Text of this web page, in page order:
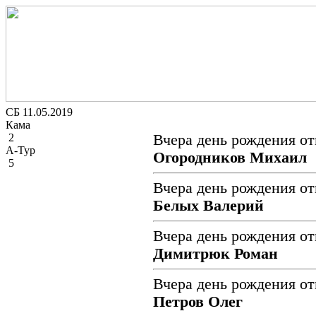
СБ 11.05.2019
Кама
2
А-Тур
5
Вчера день рождения
Огородников Михаил
Вчера день рождения
Белых Валерий
Вчера день рождения
Димитрюк Роман
Вчера день рождения
Петров Олег